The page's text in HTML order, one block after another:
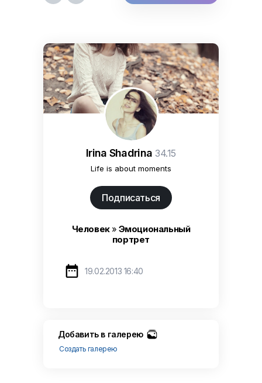
Irina Shadrina 34.15
Life is about moments
Подписаться
Человек» Эмоциональный
портрет
 19.02.2013 16:40
Добавить в галерею
Создать галерею